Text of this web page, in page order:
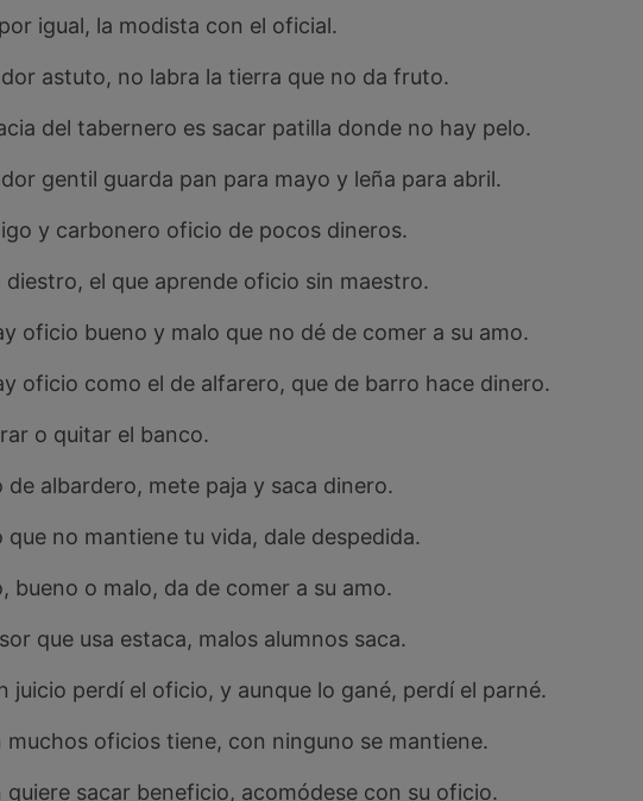
igual, la modista con el oficial.
astuto, no labra la tierra que no da fruto.
del tabernero es sacar patilla donde no hay pelo.
gentil guarda pan para mayo y leña para abril.
y carbonero oficio de pocos dineros.
diestro, el que aprende oficio sin maestro.
oficio bueno y malo que no dé de comer a su amo.
oficio como el de alfarero, que de barro hace dinero.
o quitar el banco.
de albardero, mete paja y saca dinero.
que no mantiene tu vida, dale despedida.
bueno o malo, da de comer a su amo.
que usa estaca, malos alumnos saca.
juicio perdí el oficio, y aunque lo gané, perdí el parné.
muchos oficios tiene, con ninguno se mantiene.
quiere sacar beneficio, acomódese con su oficio.